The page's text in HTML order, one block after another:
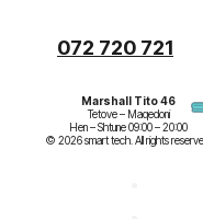
072 720 721
Marshall Tito 46
Tetove – Maqedoni
Hen – Shtune 09:00 – 20:00